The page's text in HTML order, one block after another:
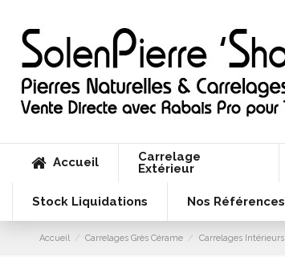
Accueil
Carrelage
Extérieur
Stock Liquidations
Nos Références
Accueil Carrelages Grès Cérame Carrelages Intérieurs